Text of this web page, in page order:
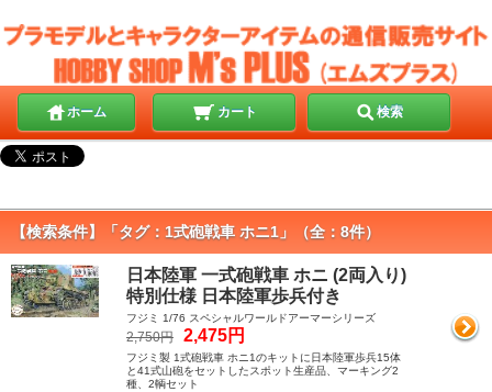
ホーム カート 検索
【検索条件】「タグ：1式砲戦車 ホニ1」（全：8件）
日本陸軍 一式砲戦車 ホニ (2両入り)
特別仕様 日本陸軍歩兵付き
フジミ 1/76 スペシャルワールドアーマーシリーズ
2,750円 2,475円
フジミ製 1式砲戦車 ホニ1のキットに日本陸軍歩兵15体
と41式山砲をセットしたスポット生産品、マーキング2
種、2輌セット